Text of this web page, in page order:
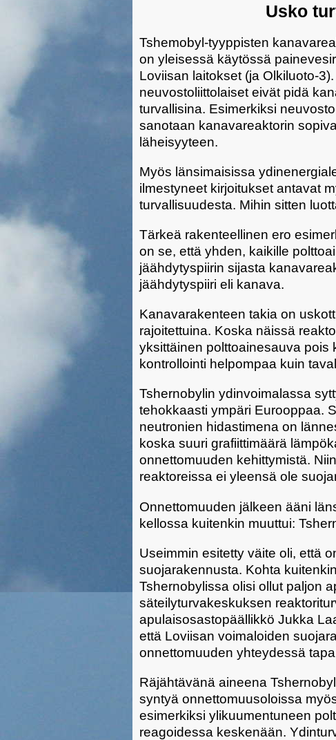
Usko
Tshemobyl-tyyppisten
on yleisessä käytössä
Loviisan laitokset (ja Olkiluoto-
neuvostoliittolaiset eivät pidä
turvallisina. Esimerkiksi
sanotaan kanavareaktorin
läheisyyteen.
Myös länsimaisissa
ilmestyneet kirjoitukset antavat
turvallisuudesta. Mihin sitten
Tärkeä rakenteellinen ero
on se, että yhden, kaikille
jäähdytyspiirin sijasta
jäähdytyspiiri eli kanava.
Kanavarakenteen takia on
rajoitettuina. Koska näissä
yksittäinen polttoainesauva pois
kontrollointi helpompaa kuin
Tshernobylin ydinvoimalassa
tehokkaasti ympäri Eurooppaa.
neutronien hidastimena on
koska suuri grafiittimäärä
onnettomuuden kehittymistä.
reaktoreissa ei yleensä ole
Onnettomuuden jälkeen ääni
kellossa kuitenkin muuttui:
Useimmin esitetty väite oli, että
suojarakennusta. Kohta
Tshernobylissa olisi ollut paljon
säteilyturvakeskuksen
apulaisosastopäällikkö Jukka
että Loviisan voimaloiden
onnettomuuden yhteydessä
Räjähtävänä aineena
syntyä onnettomuusoloissa
esimerkiksi ylikuumentuneen
reagoidessa keskenään.